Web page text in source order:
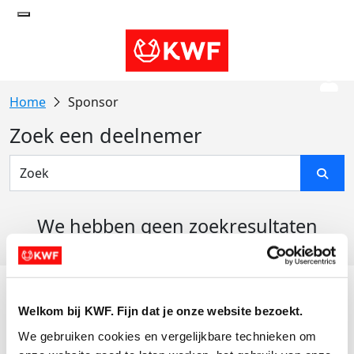
Welkom bij KWF. Fijn dat je onze website bezoekt.
We gebruiken cookies en vergelijkbare technieken om
Sponsor
Zoek een deelnemer
We hebben geen zoekresultaten
Actiematerialen
Evenementen